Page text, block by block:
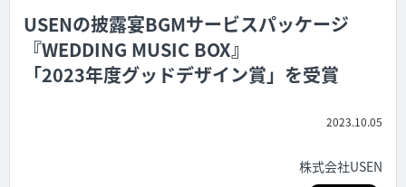
USENの披露宴BGMサービスパッケージ
『WEDDING MUSIC BOX』
「2023年度グッドデザイン賞」を受賞
2023.10.05
株式会社USEN